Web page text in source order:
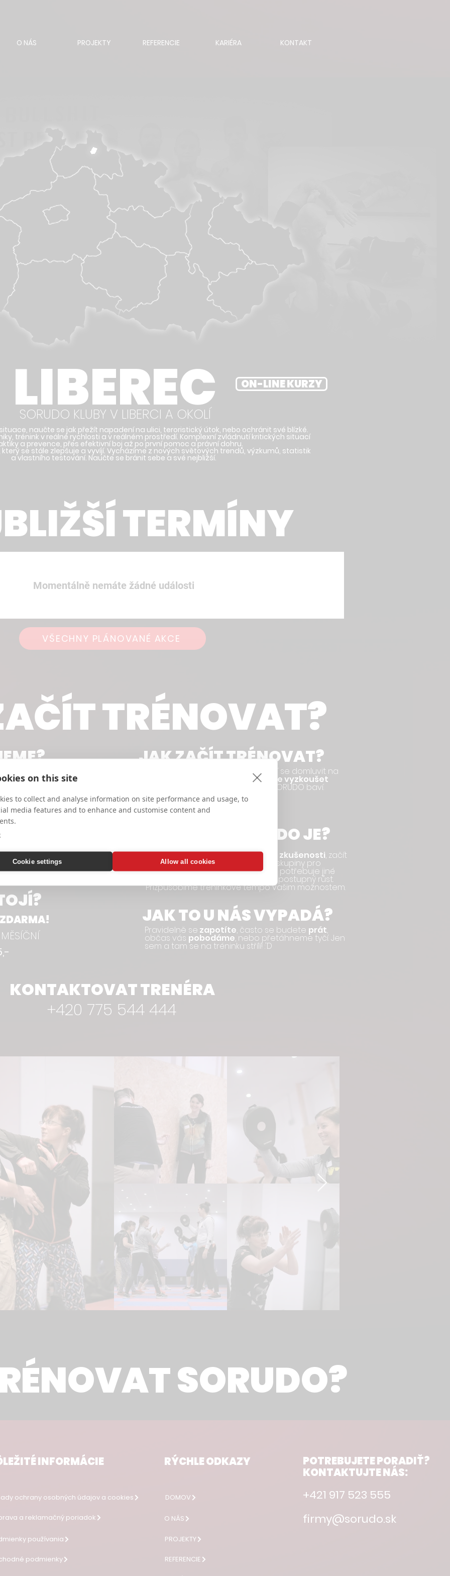
O NÁS PROJEKTY REFERENCIE KARIÉRA KONTAKT
LIBEREC
SORUDO KLUBY V LIBERCI A OKOLÍ
naučte se jak přežít napadení na ulici, teroristický útok, nebo ochránit své blízké.
trénink v reálné rychlosti a v reálném prostředí. Komplexní zvládnutí kritických situací
a prevence, přes efektivní boj až po první pomoc a právní dohru.
se stále zlepšuje a vyvíjí. Vycházíme z nových světových trendů, výzkumů, statistik
a vlastního testování. Naučte se bránit sebe a své nejbližší.
ON-LINE KURZY
TERMÍNY
Momentálně nemáte žádné události
VŠECHNY PLÁNOVANÉ AKCE
TRÉNOVAT?
a parky)
ZAPUJČENÍ NA MÍSTĚ!
- 20:00)
ZDARMA!
JAK ZAČÍT TRÉNOVAT?
ozvěte se nám , stačí se domluvit na
První lekci si přijďte vyzkoušet
a uvidíte, jak vás trénink SORUDO baví.
PRO KOHO SORUDO JE?
Nepotřebujetežádné předchozí zkušenosti, začít
můžekdokoliv. Máme rozdělené skupiny pro
"začátečníky" a pro "rváče". Každý potřebuje jiné
tempo, někdo více bolesti, někdo postupný růst.
Přizpůsobíme tréninkové tempo vašim možnostem.
JAK TO U NÁS VYPADÁ?
Pravidelně se zapotíte, často se budete prát,
občas vás pobodáme, nebo přetáhneme tyčí. Jen
sem a tam se na tréninku střílí! :'D
KONTAKTOVAT TRENÉRA
+420 775 544 444
SORUDO?
INFORMÁCIE RÝCHLE ODKAZY
ochrany osobných údajov a cookies DOMOV
a reklamačný poriadok O NÁS
používania
podmienky
PROJEKTY
REFERENCIE
POTREBUJETE PORADIŤ?
KONTAKTUJTE NÁS:
+421 917 523 555
firmy@sorudo.sk
on this site
to collect and analyse information on site performance and usage, to
media features and to enhance and customise content and
Cookie settings Allow all cookies